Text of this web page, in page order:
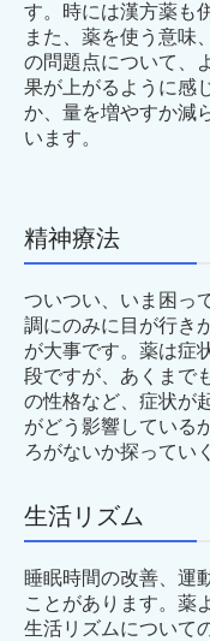
す。時には漢方薬も
また、薬を使う意味
の問題点について、
果が上がるように感
か、量を増やすか減
います。
精神療法
ついつい、いま困っ
調にのみに目が行き
が大事です。薬は症
段ですが、あくまで
の性格など、症状が
がどう影響している
ろがないか探ってい
生活リズム
睡眠時間の改善、運
ことがあります。薬
生活リズムについて